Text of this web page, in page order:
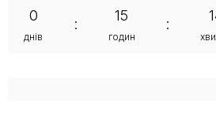
0
днів
:
15
годин
: